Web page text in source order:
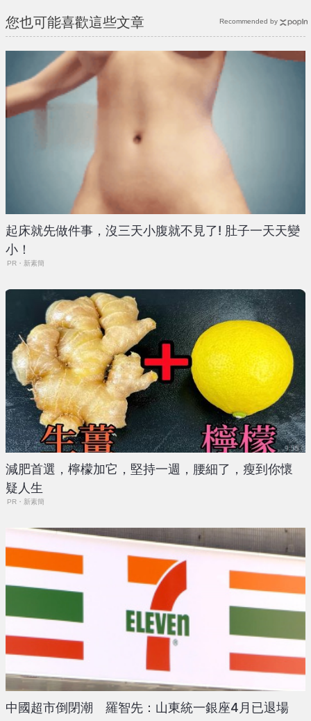
您也可能喜歡這些文章
起床就先做件事，沒三天小腹就不見了! 肚子一天天變
小！
PR・新素簡
減肥首選，檸檬加它，堅持一週，腰細了，瘦到你懷
疑人生
PR・新素簡
中國超市倒閉潮 羅智先：山東統一銀座4月已退場
Recommended by